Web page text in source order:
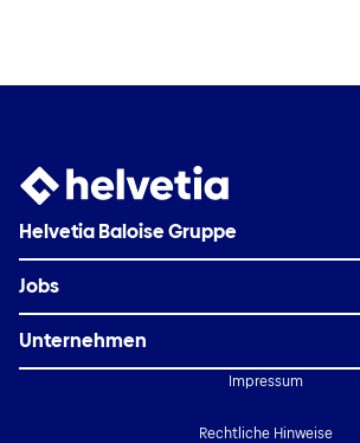
Helvetia Baloise Gruppe
Auf einen Blick
Organisation & Management
Jobs
Karriere-Blog Schweiz
Unternehmen
Impressum
Rechtliche Hinweise